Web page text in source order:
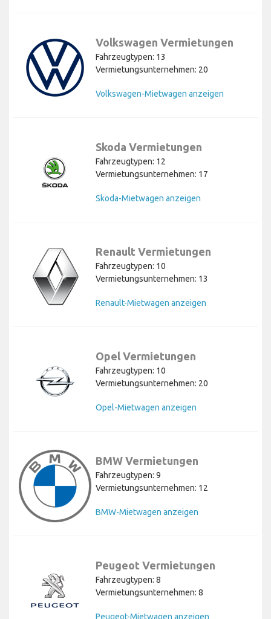
Volkswagen Vermietungen
Fahrzeugtypen: 13
Vermietungsunternehmen: 20
Volkswagen-Mietwagen anzeigen
Skoda Vermietungen
Fahrzeugtypen: 12
Vermietungsunternehmen: 17
Skoda-Mietwagen anzeigen
Renault Vermietungen
Fahrzeugtypen: 10
Vermietungsunternehmen: 13
Renault-Mietwagen anzeigen
Opel Vermietungen
Fahrzeugtypen: 10
Vermietungsunternehmen: 20
Opel-Mietwagen anzeigen
BMW Vermietungen
Fahrzeugtypen: 9
Vermietungsunternehmen: 12
BMW-Mietwagen anzeigen
Peugeot Vermietungen
Fahrzeugtypen: 8
Vermietungsunternehmen: 8
Peugeot-Mietwagen anzeigen